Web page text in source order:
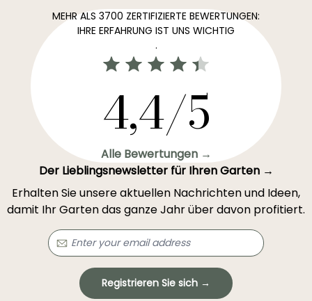
MEHR ALS 3700 ZERTIFIZIERTE BEWERTUNGEN:
IHRE ERFAHRUNG IST UNS WICHTIG
.
4,4/5
Alle Bewertungen →
Der Lieblingsnewsletter für Ihren Garten →
Erhalten Sie unsere aktuellen Nachrichten und Ideen,
damit Ihr Garten das ganze Jahr über davon profitiert.
Registrieren Sie sich →